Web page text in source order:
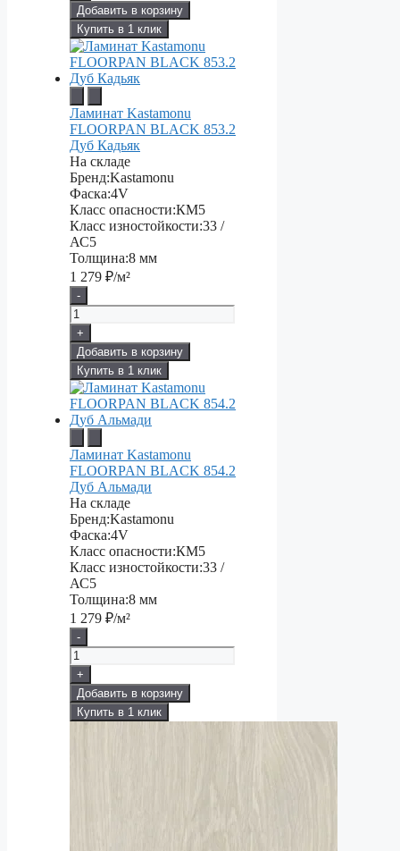
Добавить в корзину
Купить в 1 клик
Ламинат Kastamonu
FLOORPAN BLACK 853.2
Дуб Кадьяк
На складе
Бренд:Kastamonu
Фаска:4V
Класс опасности:КМ5
Класс изностойкости:33 /
АС5
Толщина:8 мм
1 279 ₽/м²
-
+
Добавить в корзину
Купить в 1 клик
Ламинат Kastamonu
FLOORPAN BLACK 854.2
Дуб Альмади
На складе
Бренд:Kastamonu
Фаска:4V
Класс опасности:КМ5
Класс изностойкости:33 /
АС5
Толщина:8 мм
1 279 ₽/м²
-
+
Добавить в корзину
Купить в 1 клик